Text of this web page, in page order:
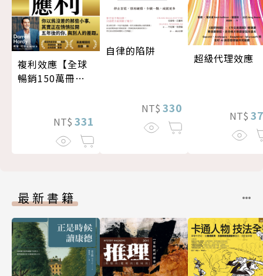
複利效應【全球
暢銷150萬冊・
NT$ 331
自律的陷阱
NT$ 330
超級代理效應
NT$
最新書籍